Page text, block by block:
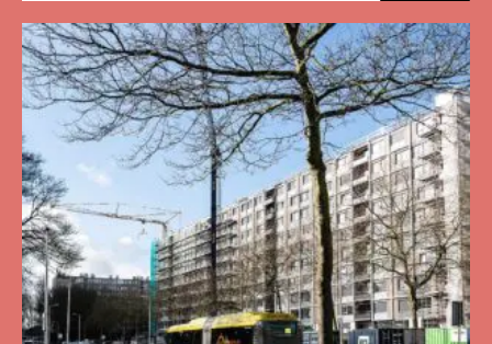
meer
over
Herziene
Onderzoeksagenda
Leefbaarheid
en
Veiligheid
2026